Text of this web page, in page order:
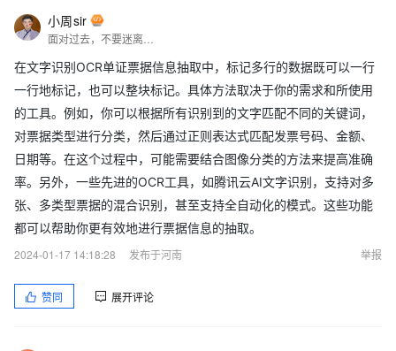
小周sir
在文字识别OCR单证票据信息抽取中，标记多行的数据既可以一行
一行地标记，也可以整块标记。具体方法取决于你的需求和所使用
的工具。例如，你可以根据所有识别到的文字匹配不同的关键词，
对票据类型进行分类，然后通过正则表达式匹配发票号码、金额、
日期等。在这个过程中，可能需要结合图像分类的方法来提高准确
率。另外，一些先进的OCR工具，如腾讯云AI文字识别，支持对多
张、多类型票据的混合识别，甚至支持全自动化的模式。这些功能
都可以帮助你更有效地进行票据信息的抽取。
2024-01-17 14:18:28
发布于河南 举报
赞同 展开评论